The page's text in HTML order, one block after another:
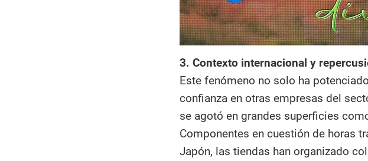
3. Contexto internacional y
Este fenómeno no solo ha
confianza en otras empresas del
se agotó en grandes superficies
Componentes en cuestión de horas
Japón, las tiendas han organizado